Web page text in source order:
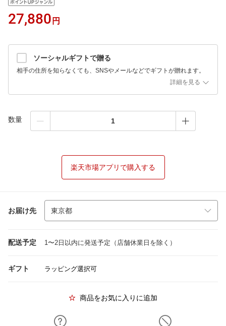
27,880 円
ソーシャルギフトで贈る
相手の住所を知らなくても、SNSやメールなどでギフトが贈れます。
詳細を見る
数量
楽天市場アプリで購入する
お届け先
配送予定 1〜2日以内に発送予定（店舗休業日を除く）
ギフト ラッピング選択可
商品をお気に入りに追加